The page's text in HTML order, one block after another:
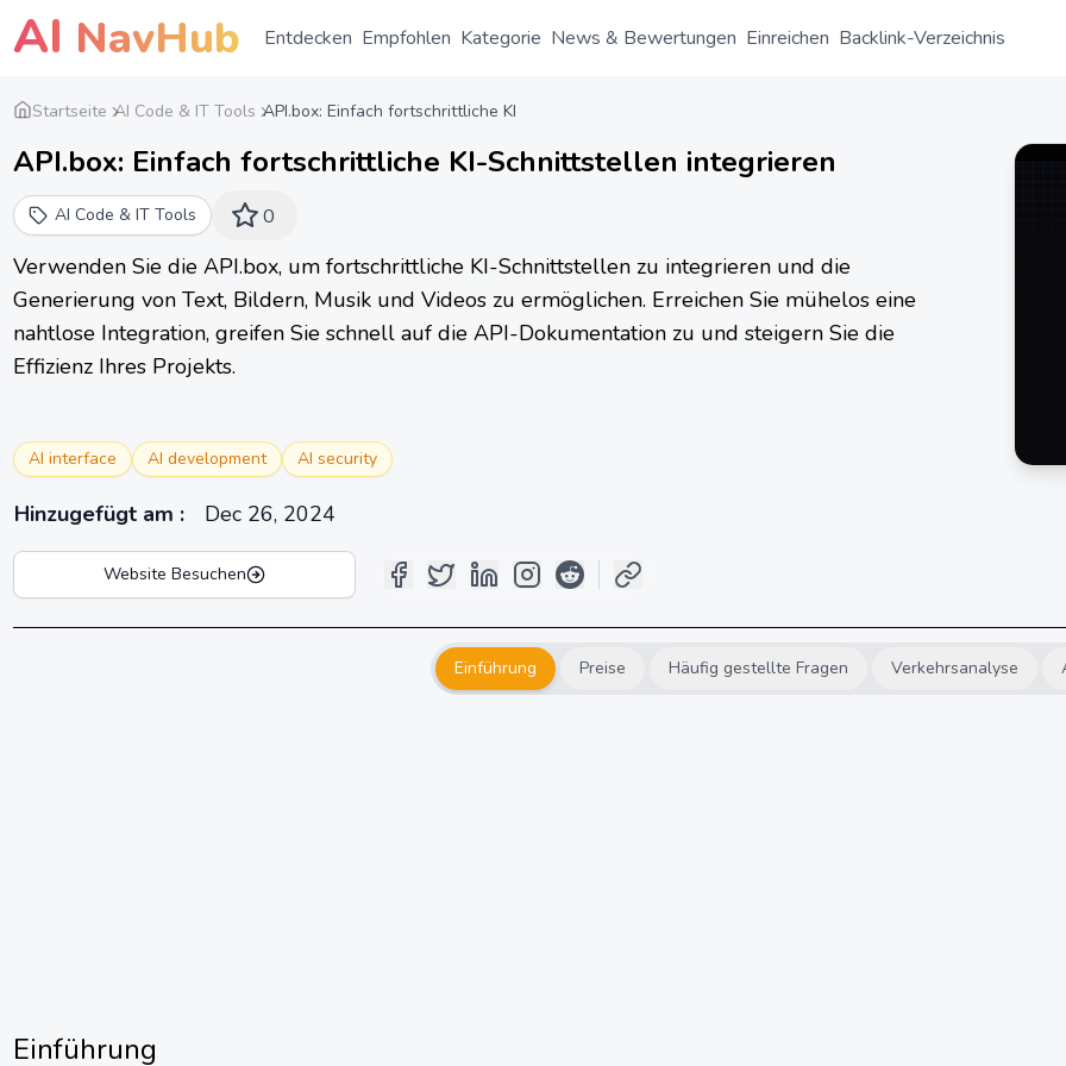
AI NavHub Entdecken Empfohlen Kategorie News & Bewertungen Einreichen Backlink-Verzeichnis
Startseite AI Code & IT Tools API.box: Einfach fortschrittliche KI
API.box: Einfach fortschrittliche KI-Schnittstellen integrieren
AI Code & IT Tools 0
Verwenden Sie die API.box, um fortschrittliche KI-Schnittstellen zu integrieren und die
Generierung von Text, Bildern, Musik und Videos zu ermöglichen. Erreichen Sie mühelos eine
nahtlose Integration, greifen Sie schnell auf die API-Dokumentation zu und steigern Sie die
Effizienz Ihres Projekts.
AI interface AI development AI security
Hinzugefügt am : Dec 26, 2024
Website Besuchen
Einführung Preise Häufig gestellte Fragen Verkehrsanalyse
Einführung